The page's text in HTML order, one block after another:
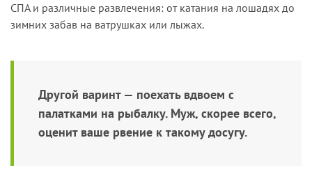
СПА и различные развлечения: от катания на лошадях до
зимних забав на ватрушках или лыжах.
Другой варинт — поехать вдвоем с
палатками на рыбалку. Муж, скорее всего,
оценит ваше рвение к такому досугу.